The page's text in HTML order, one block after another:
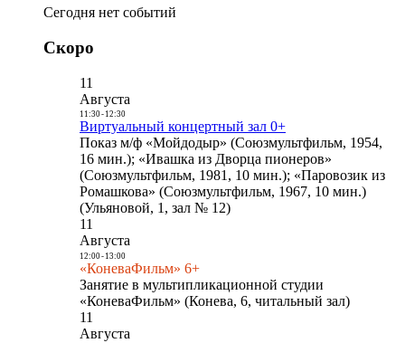
Сегодня нет событий
Скоро
11
Августа
11:30- 12:30
Виртуальный концертный зал 0+
Показ м/ф «Мойдодыр» (Союзмультфильм, 1954,
16 мин.); «Ивашка из Дворца пионеров»
(Союзмультфильм, 1981, 10 мин.); «Паровозик из
Ромашкова» (Союзмультфильм, 1967, 10 мин.)
(Ульяновой, 1, зал № 12)
11
Августа
12:00- 13:00
«КоневаФильм» 6+
Занятие в мультипликационной студии
«КоневаФильм» (Конева, 6, читальный зал)
11
Августа